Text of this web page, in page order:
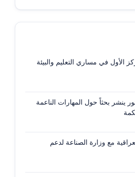
الأول في مساري التعليم والبيئة
ينشر بحثاً حول المهارات الناعمة
مع وزارة الصناعة لدعم